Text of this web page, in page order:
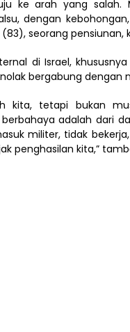
ke arah yang salah.
dengan
seorang pensiunan,
di Israel,
bergabung dengan
kita, tetapi bukan
adalah dari
militer, tidak
penghasilan kita,”